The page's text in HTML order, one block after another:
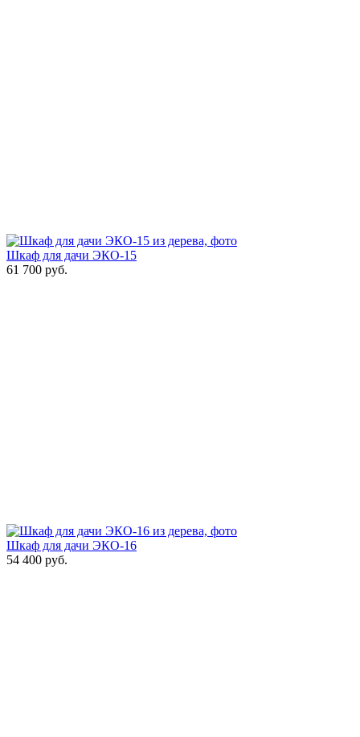
Шкаф для дачи ЭКО-15
61 700 руб.
Шкаф для дачи ЭКО-16
54 400 руб.